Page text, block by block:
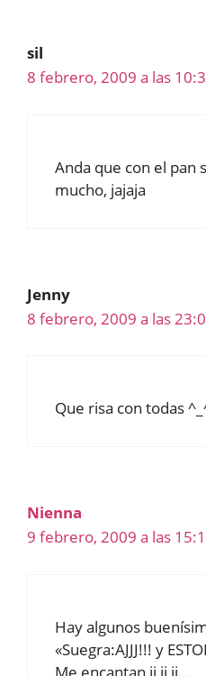
sil
8 febrero, 2009 a las
Anda que con el pan
mucho, jajaja
Jenny
8 febrero, 2009 a las
Que risa con todas
Nienna
9 febrero, 2009 a las
Hay algunos
«Suegra:AJJJ!!! y
Me encantan,ji,ji,ji…